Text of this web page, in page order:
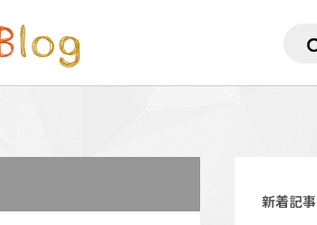
新着記事